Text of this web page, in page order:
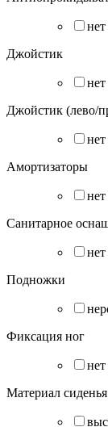
нет
Джойстик
нет
Джойстик (лево/
нет
Амортизаторы
нет
Санитарное
нет
Подножки
Фиксация ног
нет
Материал сиденья